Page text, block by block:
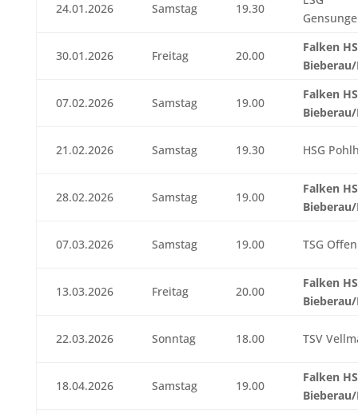
24.01.2026 Samstag 19.30
30.01.2026 Freitag 20.00
Falken
07.02.2026 Samstag 19.00
Falken
21.02.2026 Samstag 19.30 HSG
28.02.2026 Samstag 19.00
Falken
07.03.2026 Samstag 19.00 TSG
13.03.2026 Freitag 20.00
Falken
22.03.2026 Sonntag 18.00 TSV
18.04.2026 Samstag 19.00
Falken